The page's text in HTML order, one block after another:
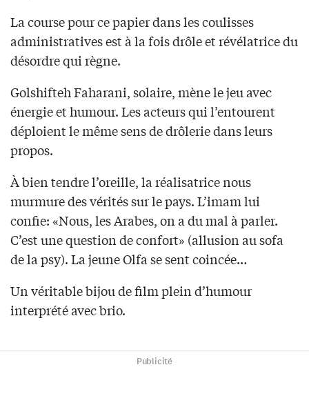
La course pour ce papier dans les coulisses
administratives est à la fois drôle et révélatrice du
désordre qui règne.
Golshifteh Faharani, solaire, mène le jeu avec
énergie et humour. Les acteurs qui l’entourent
déploient le même sens de drôlerie dans leurs
propos.
À bien tendre l’oreille, la réalisatrice nous
murmure des vérités sur le pays. L’imam lui
confie: «Nous, les Arabes, on a du mal à parler.
C’est une question de confort» (allusion au sofa
de la psy). La jeune Olfa se sent coincée…
Un véritable bijou de film plein d’humour
interprété avec brio.
Publicité